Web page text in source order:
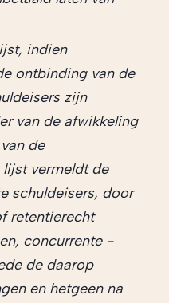
indien
ontbinding van de
zijn
van de afwikkeling
de
vermeldt de
schuldeisers, door
retentierecht
concurrente -
de daarop
en hetgeen na